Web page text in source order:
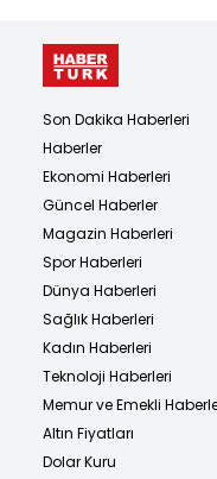
Son Dakika Haberleri
Haberler
Ekonomi Haberleri
Güncel Haberler
Magazin Haberleri
Spor Haberleri
Dünya Haberleri
Sağlık Haberleri
Kadın Haberleri
Teknoloji Haberleri
Memur ve Emekli
Altın Fiyatları
Dolar Kuru